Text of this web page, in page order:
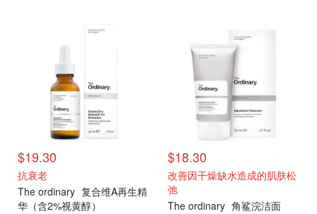
$19.30
抗衰老
The ordinary 复合维A再生精
华（含2%视黄醇）
$18.30
改善因干燥缺水造成的肌肤松
弛
The ordinary 角鲨浣洁面